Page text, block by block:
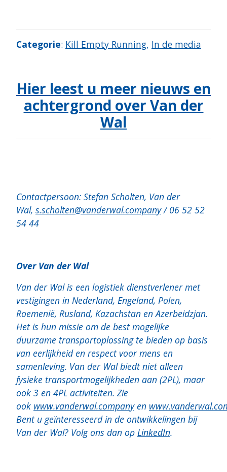
Categorie: Kill Empty Running, In de media
Hier leest u meer nieuws en
achtergrond over Van der
Wal
Contactpersoon: Stefan Scholten, Van der
Wal, s.scholten@vanderwal.company/ 06 52 52
54 44
Over Van der Wal
Van der Wal is een logistiek dienstverlener met
vestigingen in Nederland, Engeland, Polen,
Roemenië, Rusland, Kazachstan en Azerbeidzjan.
Het is hun missie om de best mogelijke
duurzame transportoplossing te bieden op basis
van eerlijkheid en respect voor mens en
samenleving. Van der Wal biedt niet alleen
fysieke transportmogelijkheden aan (2PL), maar
ook 3 en 4PL activiteiten. Zie
ook www.vanderwal.companyen
Bent u geïnteresseerd in de ontwikkelingen bij
Van der Wal? Volg ons dan op LinkedIn.